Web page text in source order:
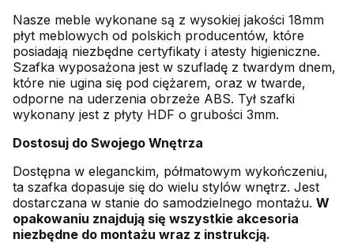
Nasze meble wykonane są z wysokiej jakości 18mm
płyt meblowych od polskich producentów, które
posiadają niezbędne certyfikaty i atesty higieniczne.
Szafka wyposażona jest w szufladę z twardym dnem,
które nie ugina się pod ciężarem, oraz w twarde,
odporne na uderzenia obrzeże ABS. Tył szafki
wykonany jest z płyty HDF o grubości 3mm.
Dostosuj do Swojego Wnętrza
Dostępna w eleganckim, półmatowym wykończeniu,
ta szafka dopasuje się do wielu stylów wnętrz. Jest
dostarczana w stanie do samodzielnego montażu. W
opakowaniu znajdują się wszystkie akcesoria
niezbędne do montażu wraz z instrukcją.